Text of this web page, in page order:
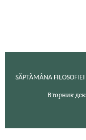
SĂPTĂMÂNA
Вторник